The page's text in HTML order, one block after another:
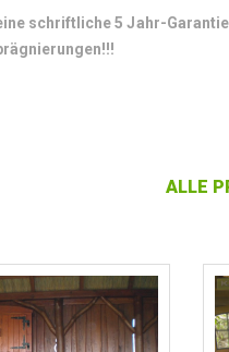
schriftliche 5 Jahr-
ALLE